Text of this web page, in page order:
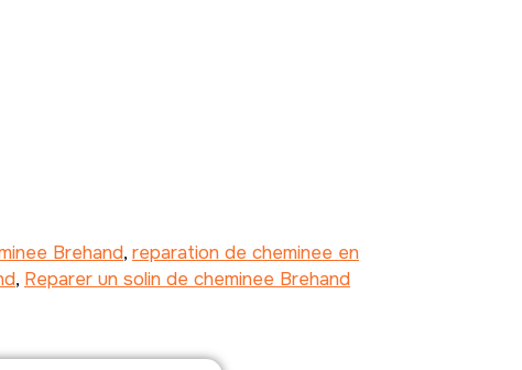
Brehand, reparation de cheminee en
, Reparer un solin de cheminee Brehand